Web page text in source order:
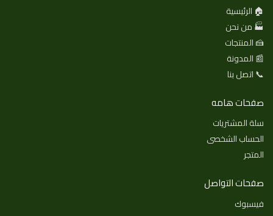
🏠 الرئيسية
🏭 من نحن
🍰 المنتجات
📰 المدونة
📞 اتصل بنا
صفحات هامه
سلة المشتريات
الحساب الشخصى
المتجر
صفحات التواصل
فيسبوك